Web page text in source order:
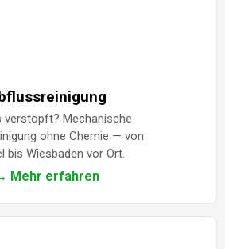
verstopft? Mechanische
ohne Chemie — von
bis Wiesbaden vor Ort.
Mehr erfahren